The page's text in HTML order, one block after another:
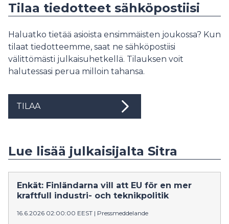
Tilaa tiedotteet sähköpostiisi
Haluatko tietää asioista ensimmäisten joukossa? Kun
tilaat tiedotteemme, saat ne sähköpostiisi
välittömästi julkaisuhetkellä. Tilauksen voit
halutessasi perua milloin tahansa.
TILAA
Lue lisää julkaisijalta Sitra
Enkät: Finländarna vill att EU för en mer
kraftfull industri- och teknikpolitik
16.6.2026 02:00:00 EEST | Pressmeddelande